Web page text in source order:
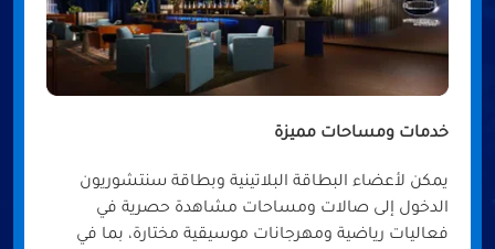
خدمات ومساحات مميزة
يمكن لأعضاء البطاقة البلاتينية وبطاقة سنتشوريون
الدخول إلى صالات ومساحات مشاهدة حصرية في
فعاليات رياضية ومهرجانات موسيقية مختارة، بما في